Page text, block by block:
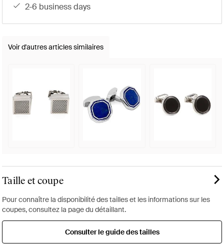
2-6 business days
Voir d'autres articles similaires
Taille et coupe
Pour connaître la disponibilité des tailles et les informations sur les
coupes, consultez la page du détaillant.
Consulter le guide des tailles